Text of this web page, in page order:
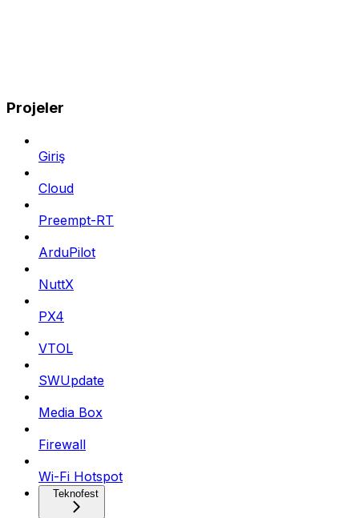
Projeler
Giriş
Cloud
Preempt-RT
ArduPilot
NuttX
PX4
VTOL
SWUpdate
Media Box
Firewall
Wi-Fi Hotspot
Teknofest